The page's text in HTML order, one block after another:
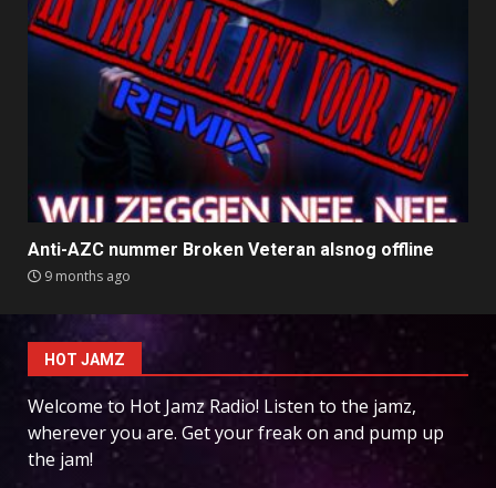
Anti-AZC nummer Broken Veteran alsnog offline
9 months ago
HOT JAMZ
Welcome to Hot Jamz Radio! Listen to the jamz,
wherever you are. Get your freak on and pump up
the jam!